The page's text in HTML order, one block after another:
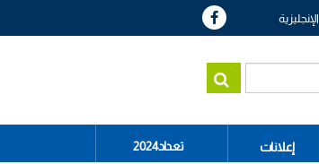
الإنجليزية
إعلانات تعداد2024